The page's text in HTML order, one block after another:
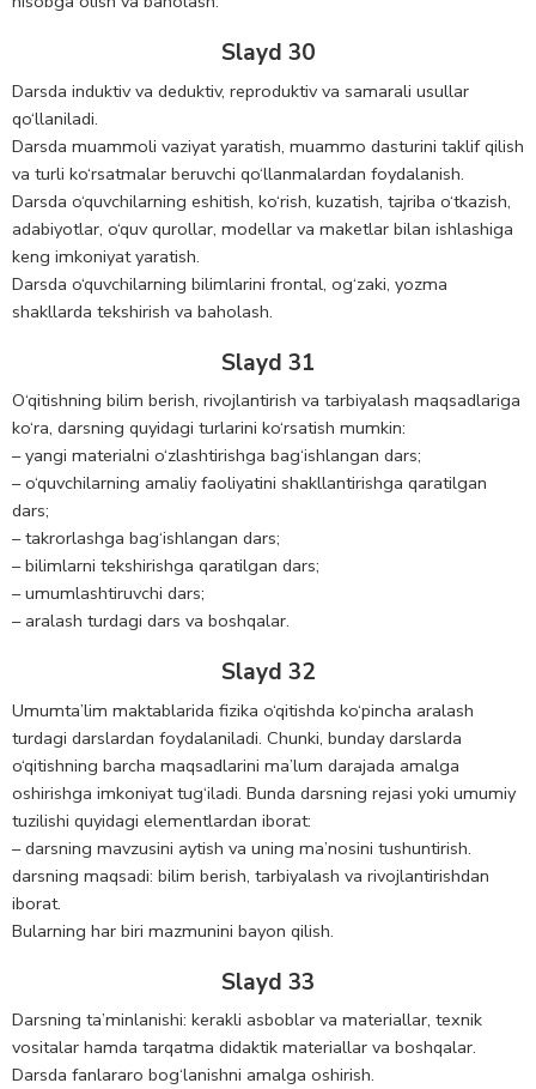
Slayd 30
Darsda induktiv va deduktiv, reproduktiv va samarali usullar
qo‘llaniladi.
Darsda muammoli vaziyat yaratish, muammo dasturini taklif qilish
va turli ko‘rsatmalar beruvchi qo‘llanmalardan foydalanish.
Darsda o‘quvchilarning eshitish, ko‘rish, kuzatish, tajriba o‘tkazish,
adabiyotlar, o‘quv qurollar, modellar va maketlar bilan ishlashiga
keng imkoniyat yaratish.
Darsda o‘quvchilarning bilimlarini frontal, og‘zaki, yozma
shakllarda tekshirish va baholash.
Slayd 31
O‘qitishning bilim berish, rivojlantirish va tarbiyalash maqsadlariga
ko‘ra, darsning quyidagi turlarini ko‘rsatish mumkin:
– yangi materialni o‘zlashtirishga bag‘ishlangan dars;
– o‘quvchilarning amaliy faoliyatini shakllantirishga qaratilgan
dars;
– takrorlashga bag‘ishlangan dars;
– bilimlarni tekshirishga qaratilgan dars;
– umumlashtiruvchi dars;
– aralash turdagi dars va boshqalar.
Slayd 32
Umumta’lim maktablarida fizika o‘qitishda ko‘pincha aralash
turdagi darslardan foydalaniladi. Chunki, bunday darslarda
o‘qitishning barcha maqsadlarini ma’lum darajada amalga
oshirishga imkoniyat tug‘iladi. Bunda darsning rejasi yoki umumiy
tuzilishi quyidagi elementlardan iborat:
– darsning mavzusini aytish va uning ma’nosini tushuntirish.
darsning maqsadi: bilim berish, tarbiyalash va rivojlantirishdan
iborat.
Bularning har biri mazmunini bayon qilish.
Slayd 33
Darsning ta’minlanishi: kerakli asboblar va materiallar, texnik
vositalar hamda tarqatma didaktik materiallar va boshqalar.
Darsda fanlararo bog‘lanishni amalga oshirish.